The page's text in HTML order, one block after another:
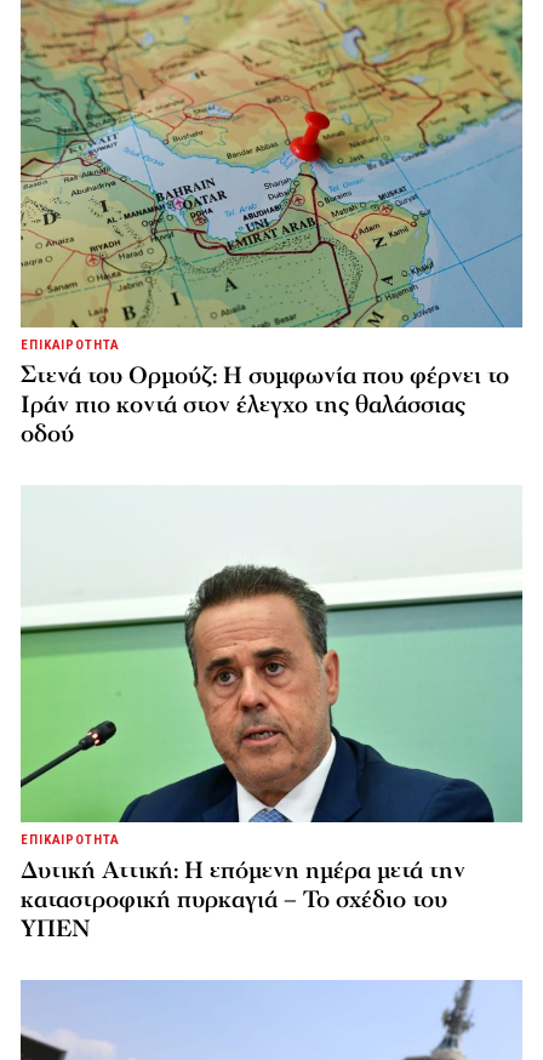
ΕΠΙΚΑΙΡΟΤΗΤΑ
Στενά του Ορμούζ: Η συμφωνία που φέρνει το
Ιράν πιο κοντά στον έλεγχο της θαλάσσιας
οδού
ΕΠΙΚΑΙΡΟΤΗΤΑ
Δυτική Αττική: Η επόμενη ημέρα μετά την
καταστροφική πυρκαγιά – Το σχέδιο του
ΥΠΕΝ